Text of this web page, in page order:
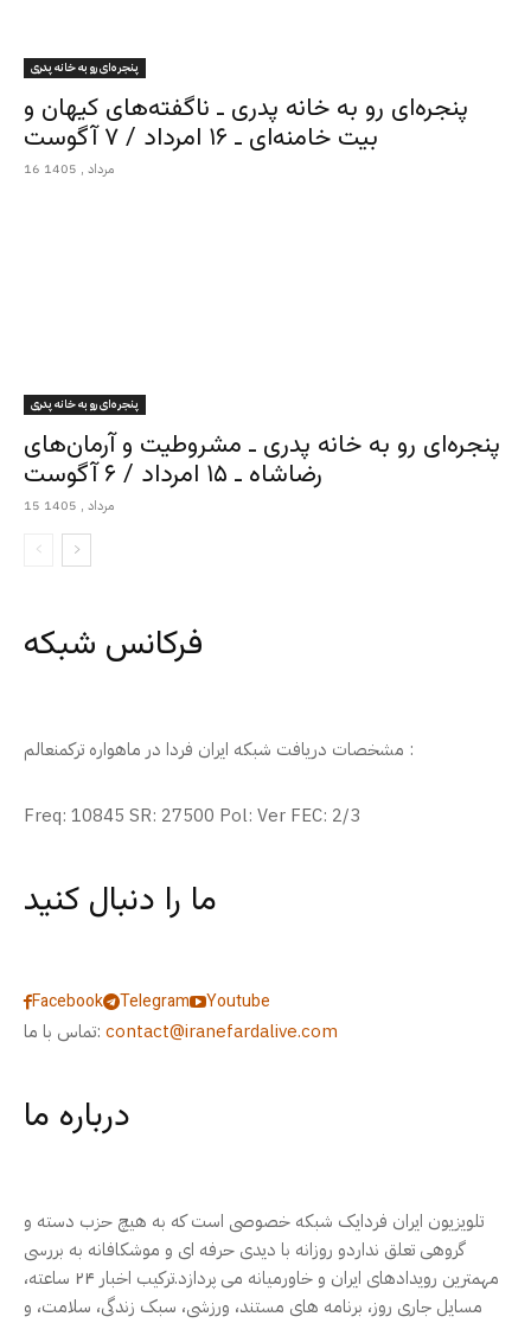
پنجره‌ای رو به خانه پدری
پنجره‌ای رو به خانه پدری ـ ناگفته‌های کیهان و
بیت خامنه‌ای ـ ۱۶ امرداد / ۷ آگوست
16 مرداد , 1405
پنجره‌ای رو به خانه پدری
پنجره‌ای رو به خانه پدری ـ مشروطیت و آرمان‌های
رضاشاه ـ ۱۵ امرداد / ۶ آگوست
15 مرداد , 1405
فرکانس شبکه
مشخصات دریافت شبکه ایران فردا در ماهواره ترکمنعالم :
Freq: 10845 SR: 27500 Pol: Ver FEC: 2/3
ما را دنبال کنید
Facebook Telegram
Youtube
تماس با ما: contact@iranefardalive.com
درباره ما
تلویزیون ایران فردایک شبکه خصوصی است که به هیچ حزب دسته و
گروهی تعلق نداردو روزانه با دیدی حرفه ای و موشکافانه به بررسی
مهمترین رویدادهای ایران و خاورمیانه می پردازد.ترکیب اخبار ۲۴ ساعته،
مسایل جاری روز، برنامه های مستند، ورزشی، سبک زندگی، سلامت، و